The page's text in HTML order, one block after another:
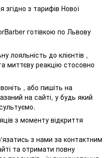
згідно з тарифів Нової
готівкою по Львову
лояльність до клієнтів ,
миттєву реакцію стосовно
, або пишіть на
на сайті, у будь який
з моменту відкриття
з нами за контактним
та отримати повну